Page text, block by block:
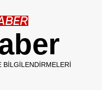
BILGILENDIRMELERI